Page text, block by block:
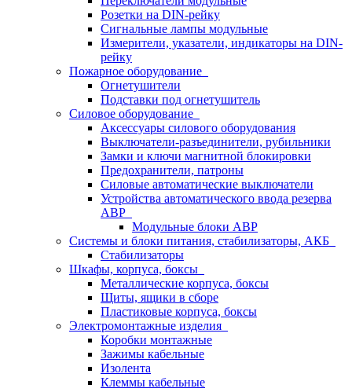
Розетки на DIN-рейку
Сигнальные лампы модульные
Измерители, указатели, индикаторы на DIN-
рейку
Пожарное оборудование
Огнетушители
Подставки под огнетушитель
Силовое оборудование
Аксессуары силового оборудования
Выключатели-разъединители, рубильники
Замки и ключи магнитной блокировки
Предохранители, патроны
Силовые автоматические выключатели
Устройства автоматического ввода резерва
АВР
Модульные блоки АВР
Системы и блоки питания, стабилизаторы, АКБ
Стабилизаторы
Шкафы, корпуса, боксы
Металлические корпуса, боксы
Щиты, ящики в сборе
Пластиковые корпуса, боксы
Электромонтажные изделия
Коробки монтажные
Зажимы кабельные
Изолента
Клеммы кабельные